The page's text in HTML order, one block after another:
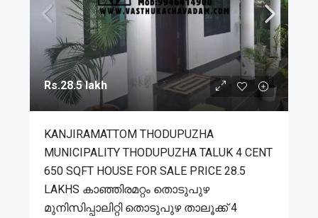
Rs.28.5 lakh
KANJIRAMATTOM THODUPUZHA
MUNICIPALITY THODUPUZHA TALUK 4 CENT
650 SQFT HOUSE FOR SALE PRICE 28.5
LAKHS കാഞ്ഞിരമറ്റം തൊടുപുഴ
മുനിസിപ്പാലിറ്റി തൊടുപുഴ താലൂക്ക് 4